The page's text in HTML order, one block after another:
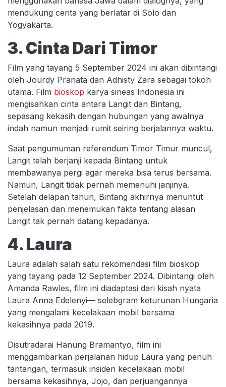
mendukung cerita yang berlatar di Solo dan
Yogyakarta.
3. Cinta Dari Timor
Film yang tayang 5 September 2024 ini akan dibintangi
oleh Jourdy Pranata dan Adhisty Zara sebagai tokoh
utama. Film bioskop karya sineas Indonesia ini
mengisahkan cinta antara Langit dan Bintang,
sepasang kekasih dengan hubungan yang awalnya
indah namun menjadi rumit seiring berjalannya waktu.
Saat pengumuman referendum Timor Timur muncul,
Langit telah berjanji kepada Bintang untuk
membawanya pergi agar mereka bisa terus bersama.
Namun, Langit tidak pernah memenuhi janjinya.
Setelah delapan tahun, Bintang akhirnya menuntut
penjelasan dan menemukan fakta tentang alasan
Langit tak pernah datang kepadanya.
4. Laura
Laura adalah salah satu rekomendasi film bioskop
yang tayang pada 12 September 2024. Dibintangi oleh
Amanda Rawles, film ini diadaptasi dari kisah nyata
Laura Anna Edelenyi— selebgram keturunan Hungaria
yang mengalami kecelakaan mobil bersama
kekasihnya pada 2019.
Disutradarai Hanung Bramantyo, film ini
menggambarkan perjalanan hidup Laura yang penuh
tantangan, termasuk insiden kecelakaan mobil
bersama kekasihnya, Jojo, dan perjuangannya